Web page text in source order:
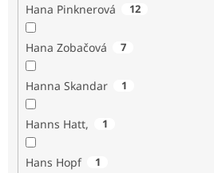
Hana Pinknerová 12
Hana Zobačová 7
Hanna Skandar 1
Hanns Hatt, 1
Hans Hopf 1